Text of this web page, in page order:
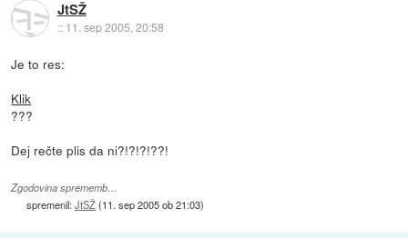
JtSŽ
:: 11. sep 2005, 20:58
Je to res:
Klik
???
Dej rečte plis da ni?!?!?!??!
Zgodovina sprememb…
spremenil:JtSŽ(11. sep 2005 ob 21:03)